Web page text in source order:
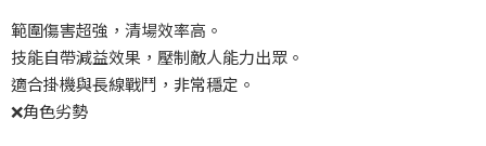
範圍傷害超強，清場效率高。
技能自帶減益效果，壓制敵人能力出眾。
適合掛機與長線戰鬥，非常穩定。
❌角色劣勢